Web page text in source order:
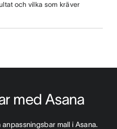
och vilka som kräver
med Asana
mall i Asana.